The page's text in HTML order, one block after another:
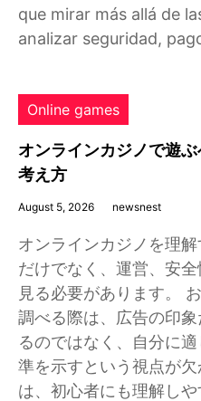
que mirar más allá de
analizar seguridad,
Online games
オンラインカジノで遊
考え方
August 5, 2026 newsnest
オンラインカジノを理
だけでなく、運営、安
見る必要があります。
調べる際は、広告の印
るのではなく、自分に
準を示すという視点が
は、初心者にも理解し